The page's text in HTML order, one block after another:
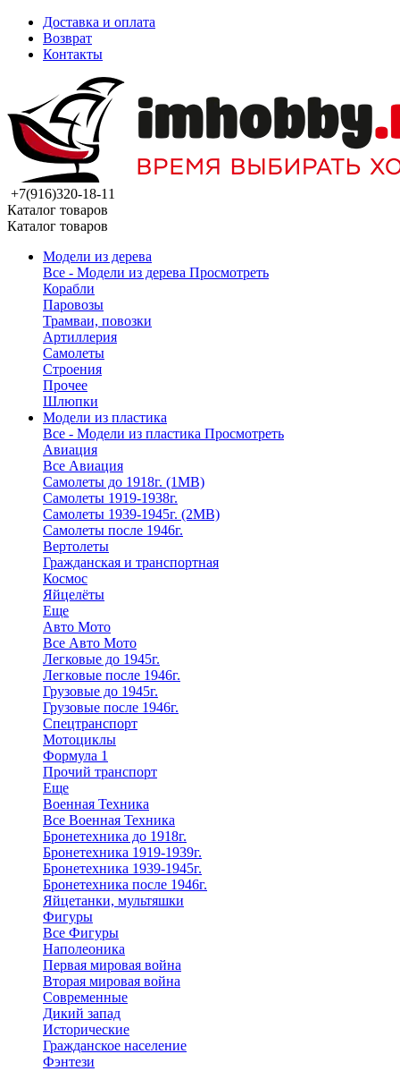
Доставка и оплата
Возврат
Контакты
+7(916)320-18-11
Каталог товаров
Каталог товаров
Модели из дерева
Все - Модели из дерева Просмотреть
Корабли
Паровозы
Трамваи, повозки
Артиллерия
Самолеты
Строения
Прочее
Шлюпки
Модели из пластика
Все - Модели из пластика Просмотреть
Авиация
Все Авиация
Самолеты до 1918г. (1МВ)
Самолеты 1919-1938г.
Самолеты 1939-1945г. (2МВ)
Самолеты после 1946г.
Вертолеты
Гражданская и транспортная
Космос
Яйцелёты
Еще
Авто Мото
Все Авто Мото
Легковые до 1945г.
Легковые после 1946г.
Грузовые до 1945г.
Грузовые после 1946г.
Спецтранспорт
Мотоциклы
Формула 1
Прочий транспорт
Еще
Военная Техника
Все Военная Техника
Бронетехника до 1918г.
Бронетехника 1919-1939г.
Бронетехника 1939-1945г.
Бронетехника после 1946г.
Яйцетанки, мультяшки
Фигуры
Все Фигуры
Наполеоника
Первая мировая война
Вторая мировая война
Современные
Дикий запад
Исторические
Гражданское население
Фэнтези